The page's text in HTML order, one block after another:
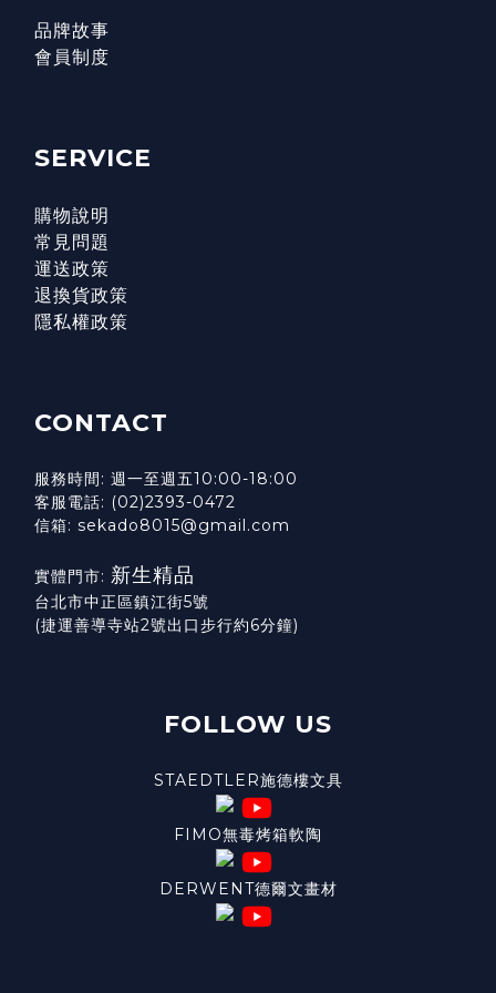
品牌故事
會員制度
SERVICE
購物說明
常見問題
運送政策
退換貨政策
隱私權政策
CONTACT
服務時間: 週一至週五10:00-18:00
客服電話: (02)2393-0472
信箱: sekado8015@gmail.com
實體門市: 新生精品
台北市中正區鎮江街5號
(捷運善導寺站2號出口步行約6分鐘)
FOLLOW US
STAEDTLER施德樓文具
FIMO無毒烤箱軟陶
DERWENT德爾文畫材